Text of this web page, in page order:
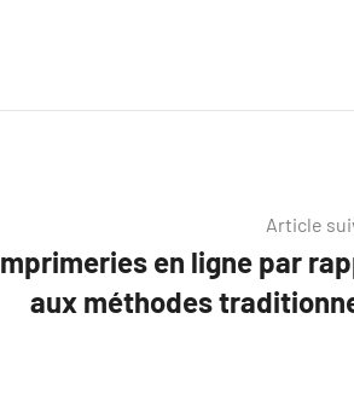
Article
en ligne par
aux méthodes